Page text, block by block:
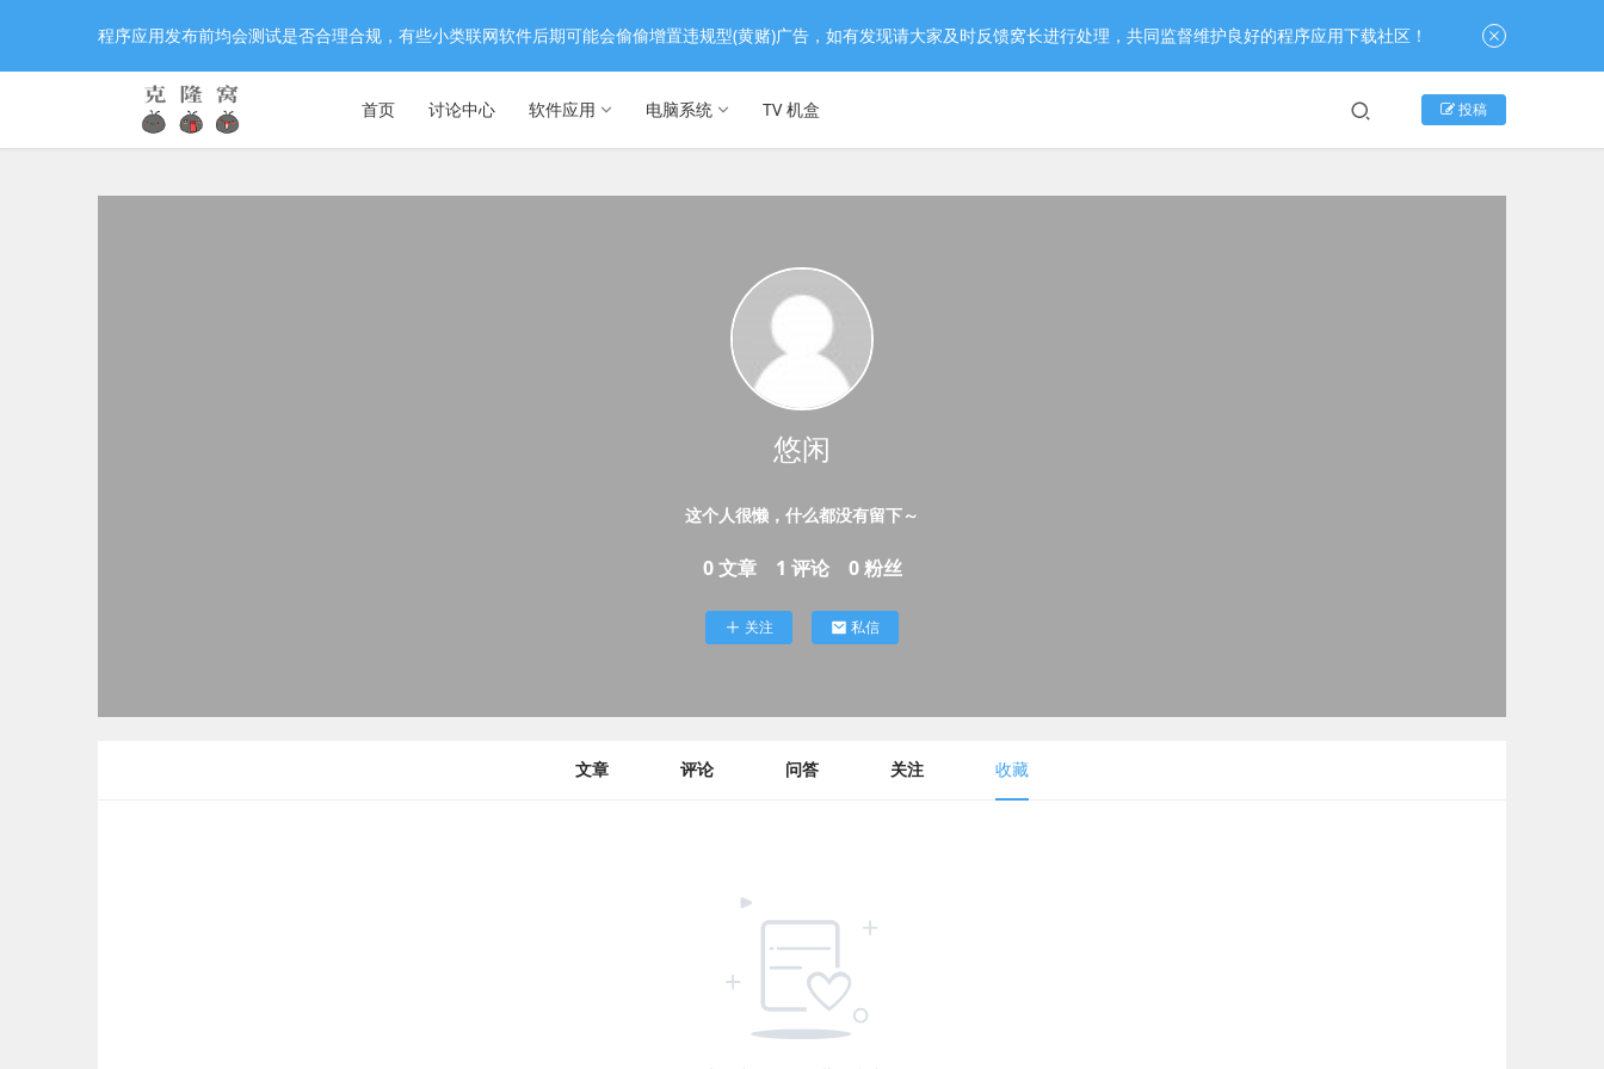
首页 讨论中心 软件应用 电脑系统 TV 机盒 投稿
悠闲
这个人很懒，什么都没有留下～
0 文章 1 评论 0 粉丝
关注 私信
文章 评论 问答 关注 收藏
程序应用发布前均会测试是否合理合规，有些小类联网软件后期可能会偷偷增置违规型(黄赌)广告，如有发现请大家及时反馈窝长进行处理，共同监督维护良好的程序应用下载社区！